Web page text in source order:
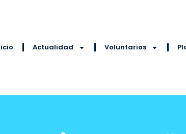
Actualidad Voluntarios